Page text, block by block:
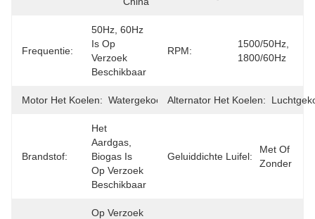
Frequentie:
50Hz, 60Hz
Is Op
Verzoek
Beschikbaar
RPM:
1500/50Hz,
1800/60Hz
Motor Het Koelen: WatergekoeldAlternator Het Koelen:
Brandstof:
Het
Aardgas,
Biogas Is
Op Verzoek
Beschikbaar
Geluiddichte Luifel:
Met Of
Zonder
Op Verzoek